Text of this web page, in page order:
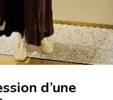
d’une